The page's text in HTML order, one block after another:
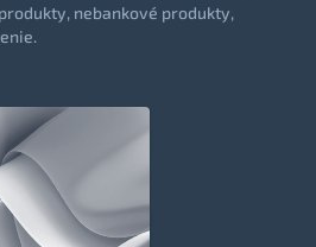
nebankové produkty,
01